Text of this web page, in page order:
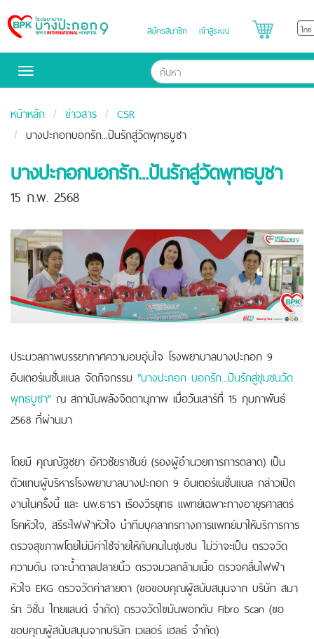
Bangpakok
Hospital
สมัครสมาชิก เข้าสู่ระบบ
Toggle
หน้าหลัก ข่าวสาร
CSR
บางปะกอกบอกรัก...ปันรักสู่วัดพุทธบูชา
บางปะกอกบอกรัก...ปันรักสู่วัดพุทธบูชา
15 ก.พ. 2568
ประมวลภาพบรรยากาศความอบอุ่นใจ โรงพยาบาลบางปะกอก 9
อินเตอร์เนชั่นแนล จัดกิจกรรม “บางปะกอก บอกรัก...ปันรักสู่ชุมชนวัด
พุทธบูชา” ณ สถาบันพลังจิตตานุภาพ เมื่อวันเสาร์ที่ 15 กุมภาพันธ์
2568 ที่ผ่านมา
โดยมี คุณณัฐชยา อัศวชัยราชันย์ (รองผู้อำนวยการการตลาด) เป็น
ตัวแทนผู้บริหารโรงพยาบาลบางปะกอก 9 อินเตอร์เนชั่นแนล กล่าวเปิด
งานในครั้งนี้ และ นพ.ธารา เรืองวีรยุทธ แพทย์เฉพาะทางอายุรศาสตร์
โรคหัวใจ, สรีระไฟฟ้าหัวใจ นำทีมบุคลากรทางการแพทย์มาให้บริการการ
ตรวจสุขภาพโดยไม่มีค่าใช้จ่ายให้กับคนในชุมชน ไม่ว่าจะเป็น ตรวจวัด
ความดัน เจาะน้ำตาลปลายนิ้ว ตรวจมวลกล้ามเนื้อ ตรวจคลื่นไฟฟ้า
หัวใจ EKG ตรวจวัดค่าสายตา (ขอขอบคุณผู้สนับสนุนจาก บริษัท สมา
ร์ท วิชั่น ไทยเเลนด์ จำกัด) ตรวจวัดไขมันพอกตับ Fibro Scan (ขอ
ขอบคุณผู้สนับสนุนจากบริษัท เวเลอร์ เฮลธ์ จำกัด)